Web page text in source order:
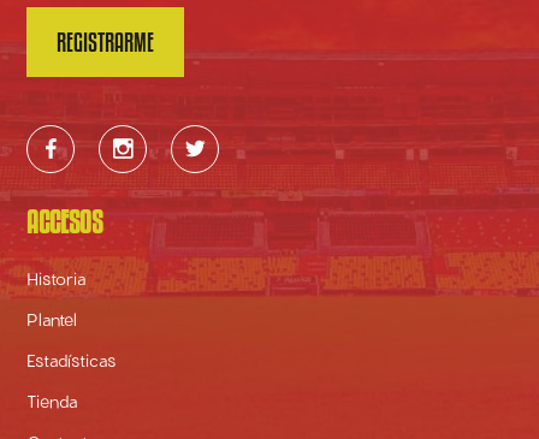
  
ACCESOS
Historia
Plantel
Estadísticas
Tienda